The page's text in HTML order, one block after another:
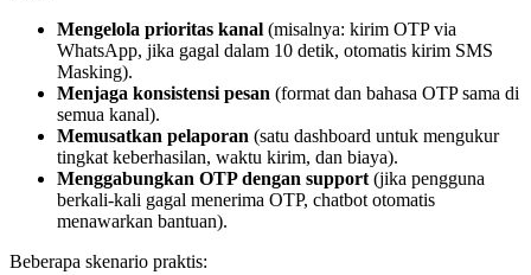
Mengelola prioritas kanal (misalnya: kirim OTP via
WhatsApp, jika gagal dalam 10 detik, otomatis kirim SMS
Masking).
Menjaga konsistensi pesan (format dan bahasa OTP sama di
semua kanal).
Memusatkan pelaporan (satu dashboard untuk mengukur
tingkat keberhasilan, waktu kirim, dan biaya).
Menggabungkan OTP dengan support (jika pengguna
berkali-kali gagal menerima OTP, chatbot otomatis
menawarkan bantuan).
Beberapa skenario praktis: